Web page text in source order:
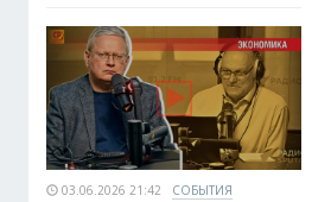
03.06.2026 21:42 СОБЫТИЯ